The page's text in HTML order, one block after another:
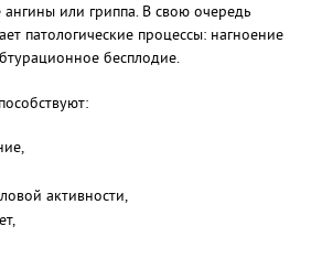
или гриппа. В свою очередь
патологические процессы: нагноение
бесплодие.
активности,